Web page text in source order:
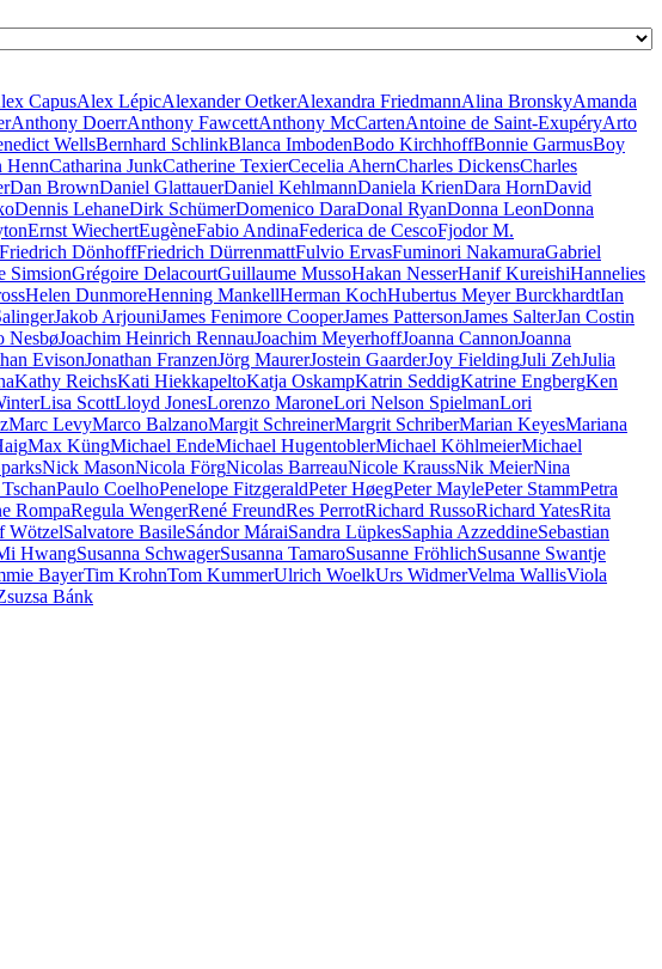
CapusAlex LépicAlexander OetkerAlexandra FriedmannAlina BronskyAmanda
Anthony DoerrAnthony FawcettAnthony McCartenAntoine de Saint-ExupéryArto
WellsBernhard SchlinkBlanca ImbodenBodo KirchhoffBonnie GarmusBoy
HennCatharina JunkCatherine TexierCecelia AhernCharles DickensCharles
Dan BrownDaniel GlattauerDaniel KehlmannDaniela KrienDara HornDavid
Dennis LehaneDirk SchümerDomenico DaraDonal RyanDonna LeonDonna
Ernst WiechertEugèneFabio AndinaFederica de CescoFjodor M.
Friedrich DönhoffFriedrich DürrenmattFulvio ErvasFuminori NakamuraGabriel
SimsionGrégoire DelacourtGuillaume MussoHakan NesserHanif KureishiHannelies
Helen DunmoreHenning MankellHerman KochHubertus Meyer BurckhardtIan
Jakob ArjouniJames Fenimore CooperJames PattersonJames SalterJan Costin
NesbøJoachim Heinrich RennauJoachim MeyerhoffJoanna CannonJoanna
EvisonJonathan FranzenJörg MaurerJostein GaarderJoy FieldingJuli ZehJulia
Kathy ReichsKati HiekkapeltoKatja OskampKatrin SeddigKatrine EngbergKen
Lisa ScottLloyd JonesLorenzo MaroneLori Nelson SpielmanLori
Marc LevyMarco BalzanoMargit SchreinerMargrit SchriberMarian KeyesMariana
Max KüngMichael EndeMichael HugentoblerMichael KöhlmeierMichael
Nick MasonNicola FörgNicolas BarreauNicole KraussNik MeierNina
Paulo CoelhoPenelope FitzgeraldPeter HøegPeter MaylePeter StammPetra
RompaRegula WengerRené FreundRes PerrotRichard RussoRichard YatesRita
WötzelSalvatore BasileSándor MáraiSandra LüpkesSaphia AzzeddineSebastian
HwangSusanna SchwagerSusanna TamaroSusanne FröhlichSusanne Swantje
BayerTim KrohnTom KummerUlrich WoelkUrs WidmerVelma WallisViola
Bánk